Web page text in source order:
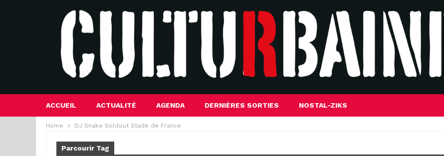
ACCUEIL ACTUALITÉ AGENDA DERNIÈRES SORTIES NOSTAL-ZIKS
Home DJ Snake Soldout Stade de France
Parcourir Tag